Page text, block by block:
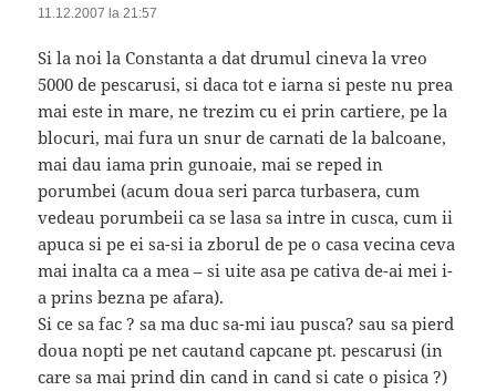
11.12.2007 la 21:57
Si la noi la Constanta a dat drumul cineva la vreo
5000 de pescarusi, si daca tot e iarna si peste nu prea
mai este in mare, ne trezim cu ei prin cartiere, pe la
blocuri, mai fura un snur de carnati de la balcoane,
mai dau iama prin gunoaie, mai se reped in
porumbei (acum doua seri parca turbasera, cum
vedeau porumbeii ca se lasa sa intre in cusca, cum ii
apuca si pe ei sa-si ia zborul de pe o casa vecina ceva
mai inalta ca a mea – si uite asa pe cativa de-ai mei i-
a prins bezna pe afara).
Si ce sa fac ? sa ma duc sa-mi iau pusca? sau sa pierd
doua nopti pe net cautand capcane pt. pescarusi (in
care sa mai prind din cand in cand si cate o pisica ?)